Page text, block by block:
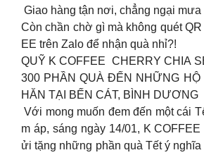
Giao hàng tận nơi, chẳng ngại mưa
Còn chần chờ gì mà không quét
EE trên Zalo để nhận quà nhỉ?!
QUỸ K COFFEE CHERRY CHIA
300 PHẦN QUÀ ĐẾN NHỮNG HỘ
HĂN TẠI BẾN CÁT, BÌNH DƯƠNG
Với mong muốn đem đến một cái
m áp, sáng ngày 14/01, K
ửi tặng những phần quà Tết ý